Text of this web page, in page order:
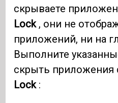
скрываете
Lock, они не
приложений, ни на
Выполните
скрыть
Lock: